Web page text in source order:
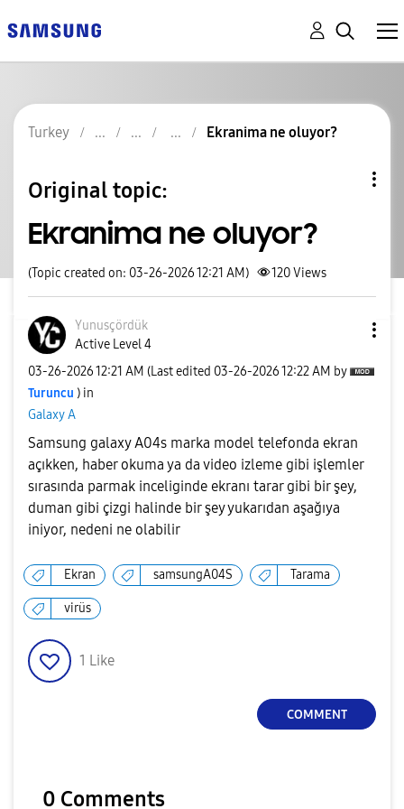
Turkey Ekranima ne oluyor?
Original topic:
Ekranima ne oluyor?
(Topic created on: 03-26-2026 12:21 AM) 120Views
Yunusçördük
Active Level 4
‎03-26-202612:21 AM (Last edited ‎03-26-202612:22 AM by
Turuncu ) in
Galaxy A
Samsung galaxy A04s marka model telefonda ekran
açıkken, haber okuma ya da video izleme gibi işlemler
sırasında parmak inceliginde ekranı tarar gibi bir şey,
duman gibi çizgi halinde bir şey yukarıdan aşağıya
iniyor, nedeni ne olabilir
Ekran samsungA04S Tarama
virüs
1 Like
COMMENT
0 Comments